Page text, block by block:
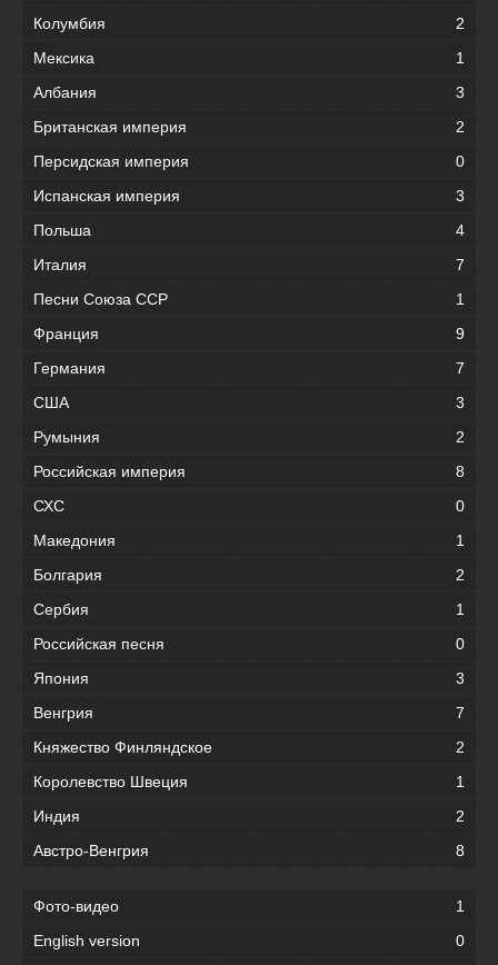
Колумбия
2
Мексика
1
Албания
3
Британская империя
2
Персидская империя
0
Испанская империя
3
Польша
4
Италия
7
Песни Союза ССР
1
Франция
9
Германия
7
США
3
Румыния
2
Российская империя
8
СХС
0
Македония
1
Болгария
2
Сербия
1
Российская песня
0
Япония
3
Венгрия
7
Княжество Финляндское
2
Королевство Швеция
1
Индия
2
Австро-Венгрия
8
Фото-видео
1
English version
0